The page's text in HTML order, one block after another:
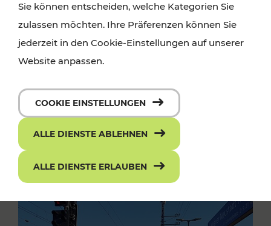
Sie können entscheiden, welche Kategorien Sie
zulassen möchten. Ihre Präferenzen können Sie
jederzeit in den Cookie-Einstellungen auf unserer
Website anpassen.
COOKIE EINSTELLUNGEN
ALLE DIENSTE ABLEHNEN
ALLE DIENSTE ERLAUBEN